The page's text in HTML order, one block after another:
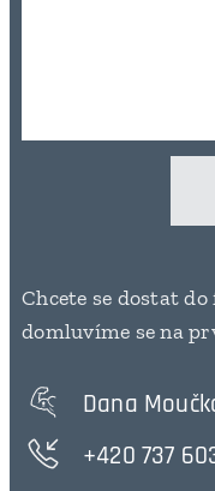
Chcete se dostat
domluvíme se na
Dana
+420 737